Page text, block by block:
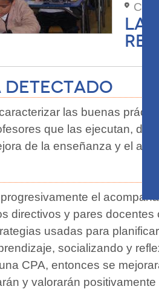
LA
Detectado
las buenas
que las ejecutan, de
de la enseñanza y el
el
directivos y pares
usadas para
socializando y
CPA, entonces se
y valorarán